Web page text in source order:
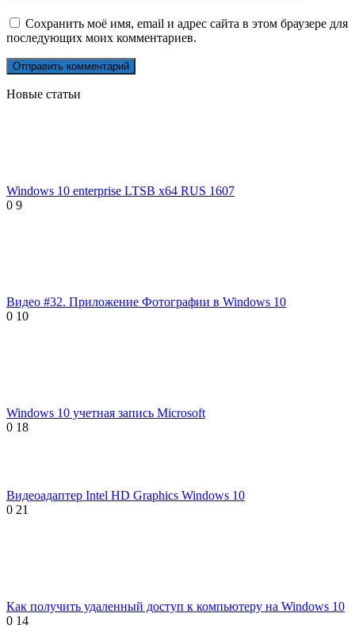
Сохранить моё имя, email и адрес сайта в этом браузере для
последующих моих комментариев.
Новые статьи
Windows 10 enterprise LTSB x64 RUS 1607
0 9
Видео #32. Приложение Фотографии в Windows 10
0 10
Windows 10 учетная запись Microsoft
0 18
Видеоадаптер Intel HD Graphics Windows 10
0 21
Как получить удаленный доступ к компьютеру на Windows 10
0 14